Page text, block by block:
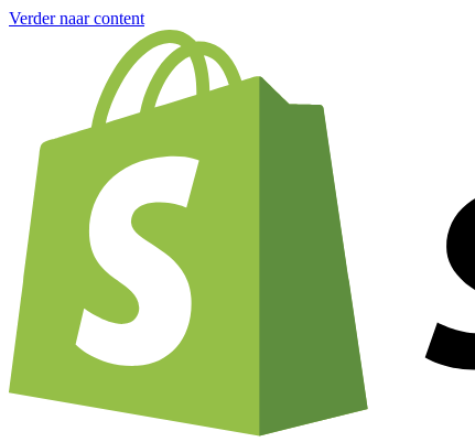
Verder naar content